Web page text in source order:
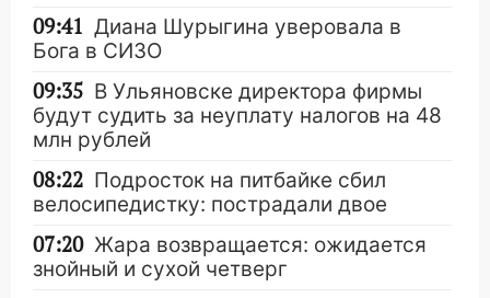
09:41 Диана Шурыгина уверовала в
Бога в СИЗО
09:35 В Ульяновске директора фирмы
будут судить за неуплату налогов на 48
млн рублей
08:22 Подросток на питбайке сбил
велосипедистку: пострадали двое
07:20 Жара возвращается: ожидается
знойный и сухой четверг